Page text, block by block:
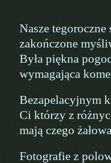
Nasze
zakończone
Była piękna
wymagająca
Bezapelacyjnym
Ci którzy z
mają czego
Fotografie z